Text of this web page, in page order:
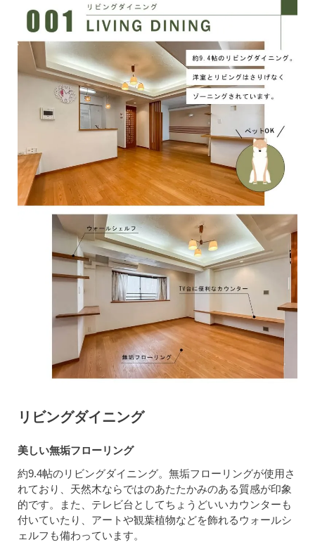
リビングダイニング
美しい無垢フローリング
約9.4帖のリビングダイニング。無垢フローリングが使用さ
れており、天然木ならではのあたたかみのある質感が印象
的です。また、テレビ台としてちょうどいいカウンターも
付いていたり、アートや観葉植物などを飾れるウォールシ
ェルフも備わっています。